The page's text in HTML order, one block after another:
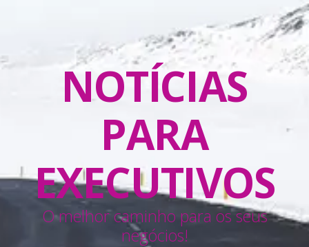
NOTÍCIAS
PARA
EXECUTIVOS
O melhor caminho para os seus
negócios!